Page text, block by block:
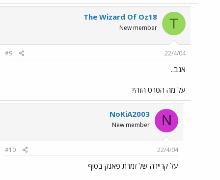
T
The Wizard Of Oz18
New member
22/4/04
#9
אגב..
על מה הסרט הזה?
N
NoKiA2003
New member
22/4/04
#10
על קריירה של זמרת פאנק בסוף